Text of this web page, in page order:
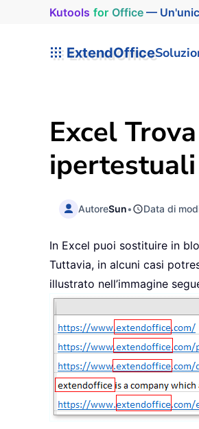
Kutools for Office—
ExtendOffice
Excel
ipertestuali
AutoreSun• Data di
In Excel puoi sostituire in
Tuttavia, in alcuni casi
illustrato nell’immagine